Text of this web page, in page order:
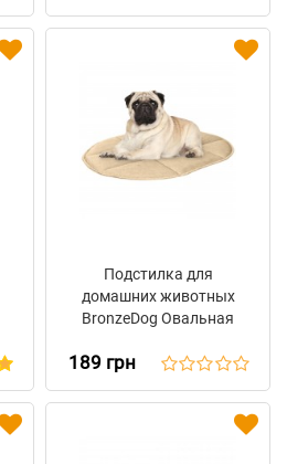
Подстилка для
домашних животных
BronzeDog Овальная
189 грн